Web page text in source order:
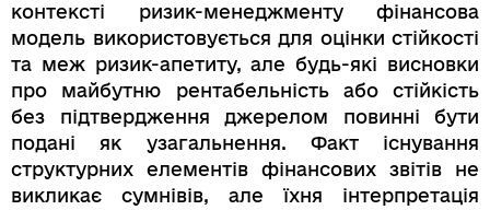
контексті ризик-менеджменту фінансова
модель використовується для оцінки стійкості
та меж ризик-апетиту, але будь-які висновки
про майбутню рентабельність або стійкість
без підтвердження джерелом повинні бути
подані як узагальнення. Факт існування
структурних елементів фінансових звітів не
викликає сумнівів, але їхня інтерпретація